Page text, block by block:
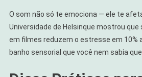
O som não só te emociona — ele te
Universidade de Helsinque mostrou
em filmes reduzem o estresse em 10%
banho sensorial que você nem sabia